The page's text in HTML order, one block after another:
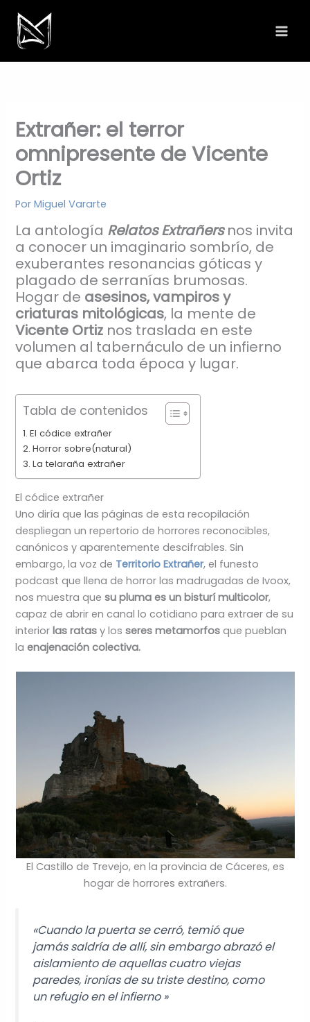
contenido
Extrañer: el terror
omnipresente de Vicente
Ortiz
PorMiguel Vararte
La antología Relatos Extrañersnos invita
a conocer un imaginario sombrío, de
exuberantes resonancias góticas y
plagado de serranías brumosas.
Hogar de asesinos, vampiros y
criaturas mitológicas, la mente de
Vicente Ortiz nos traslada en este
volumen al tabernáculo de un infierno
que abarca toda época y lugar.
Tabla de contenidos
El códice extrañer
Horror sobre(natural)
La telaraña extrañer
El códice extrañer
Uno diría que las páginas de esta recopilación
despliegan un repertorio de horrores reconocibles,
canónicos y aparentemente descifrables. Sin
embargo, la voz de Territorio Extrañer, el funesto
podcast que llena de horror las madrugadas de Ivoox,
nos muestra quesu pluma es un bisturí multicolor,
capaz de abrir en canal lo cotidiano para extraer de su
interior las ratasy los seres metamorfosque pueblan
laenajenación colectiva.
El Castillo de Trevejo, en la provincia de Cáceres, es
hogar de horrores extrañers.
«Cuando la puerta se cerró, temió que
jamás saldría de allí, sin embargo abrazó el
aislamiento de aquellas cuatro viejas
paredes, ironías de su triste destino, como
un refugio en el infierno »